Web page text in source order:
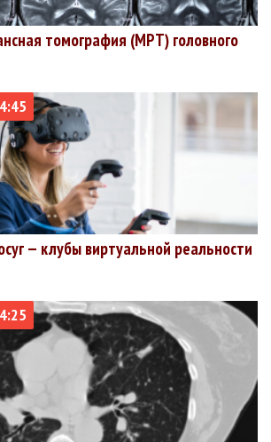
2949 40 1.25%
томография (МРТ) головного
— клубы виртуальной реальности